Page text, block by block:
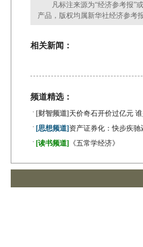
凡标注来源为“经济参考报”或
产品，版权均属新华社经济参考
相关新闻：
频道精选：
· [财智频道] 天价奇石开价过亿元
· [思想频道] 资产证券化：快步疾驰
· [读书频道] 《五常学经济》